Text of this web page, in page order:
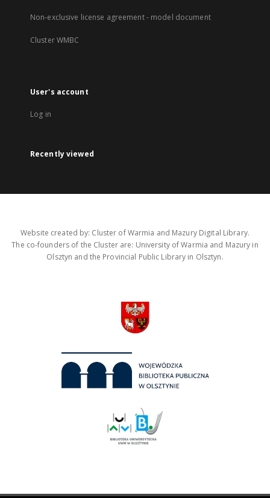
Non-exclusive license agreement - model document
Cluster WMBC
User's account
Log in
Recently viewed
Website created by: Cluster of Warmia and Mazury Digital Library.
The co-founders of the Cluster are: University of Warmia and Mazury in
Olsztyn and the Provincial Public Library in Olsztyn.